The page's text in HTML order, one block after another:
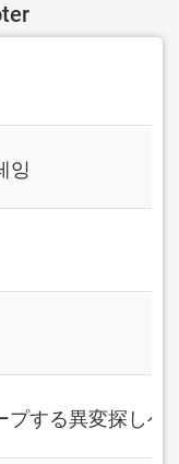
잉
プする異変探しゲ